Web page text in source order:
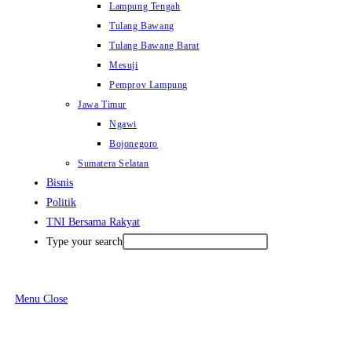
Lampung Tengah
Tulang Bawang
Tulang Bawang Barat
Mesuji
Pemprov Lampung
Jawa Timur
Ngawi
Bojonegoro
Sumatera Selatan
Bisnis
Politik
TNI Bersama Rakyat
Type your search
Menu Close